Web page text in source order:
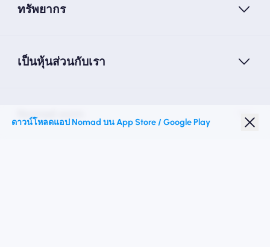
ทรัพยากร
เป็นหุ้นส่วนกับเรา
Nomad esim
ดาวน์โหลดแอป Nomad บน App Store / Google Play